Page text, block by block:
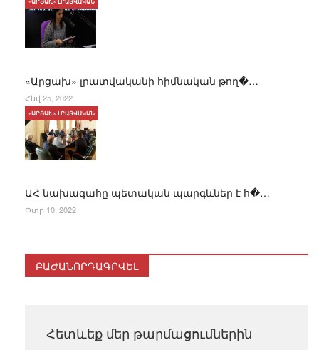
«Արցախ» լրատվականի հիմնական թող�…
Հնվ 25, 2022
ԱՀ նախագահը պետական պարգևներ է հ�…
«ԱՐՑԱԽ» ԼՐԱՏՎԱԿԱՆ
Փտր 10, 2022
ԲԱԺԱՆՈՐԴԱԳՐՎԵԼ
Հետևեք մեր թարմացումներին